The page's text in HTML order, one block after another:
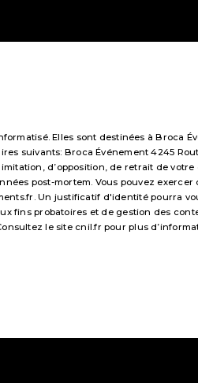
Elles sont destinées à Broca
suivants: Broca Événement 4245
d’opposition, de retrait de
post-mortem. Vous pouvez exercer
Un justificatif d'identité pourra
fins probatoires et de gestion des
le site cnil.fr pour plus